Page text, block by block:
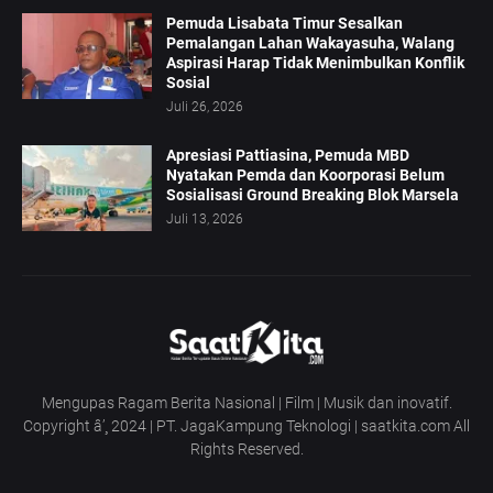
Pemuda Lisabata Timur Sesalkan
Pemalangan Lahan Wakayasuha, Walang
Aspirasi Harap Tidak Menimbulkan Konflik
Sosial
Juli 26, 2026
Apresiasi Pattiasina, Pemuda MBD
Nyatakan Pemda dan Koorporasi Belum
Sosialisasi Ground Breaking Blok Marsela
Juli 13, 2026
Mengupas Ragam Berita Nasional | Film | Musik dan inovatif.
Copyright â’¸ 2024 | PT. JagaKampung Teknologi | saatkita.com All
Rights Reserved.